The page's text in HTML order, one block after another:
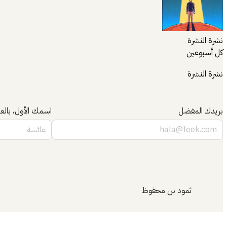
نشرة النشرة
كل أسبوعين
نشرة النشرة
بريدك المفضل اسمك الأول،
ثمود بن محفوظ